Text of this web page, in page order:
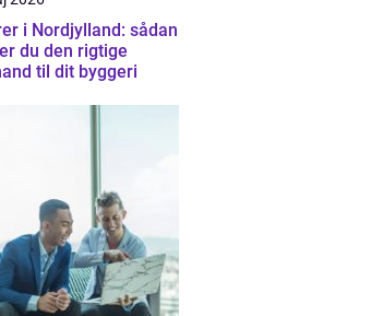
i Nordjylland: sådan
du den rigtige
til dit byggeri